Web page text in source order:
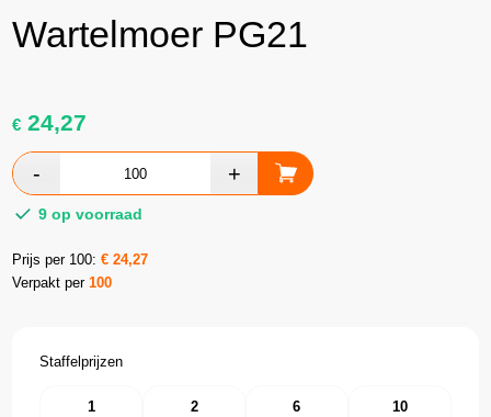
Wartelmoer PG21
€ 24,27
9 op voorraad
Prijs per 100:€24,27
Verpakt per100
Staffelprijzen
1 2 6 10